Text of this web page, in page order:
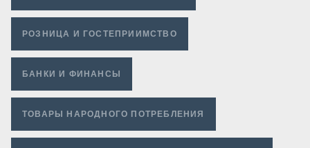
РОЗНИЦА И ГОСТЕПРИИМСТВО
БАНКИ И ФИНАНСЫ
ТОВАРЫ НАРОДНОГО ПОТРЕБЛЕНИЯ